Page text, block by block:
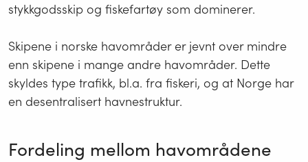
stykkgodsskip og fiskefartøy som dominerer.
Skipene i norske havområder er jevnt over mindre
enn skipene i mange andre havområder. Dette
skyldes type trafikk, bl.a. fra fiskeri, og at Norge har
en desentralisert havnestruktur.
Fordeling mellom havområdene